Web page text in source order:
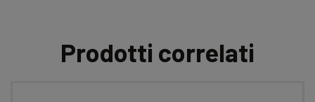
Prodotti correlati